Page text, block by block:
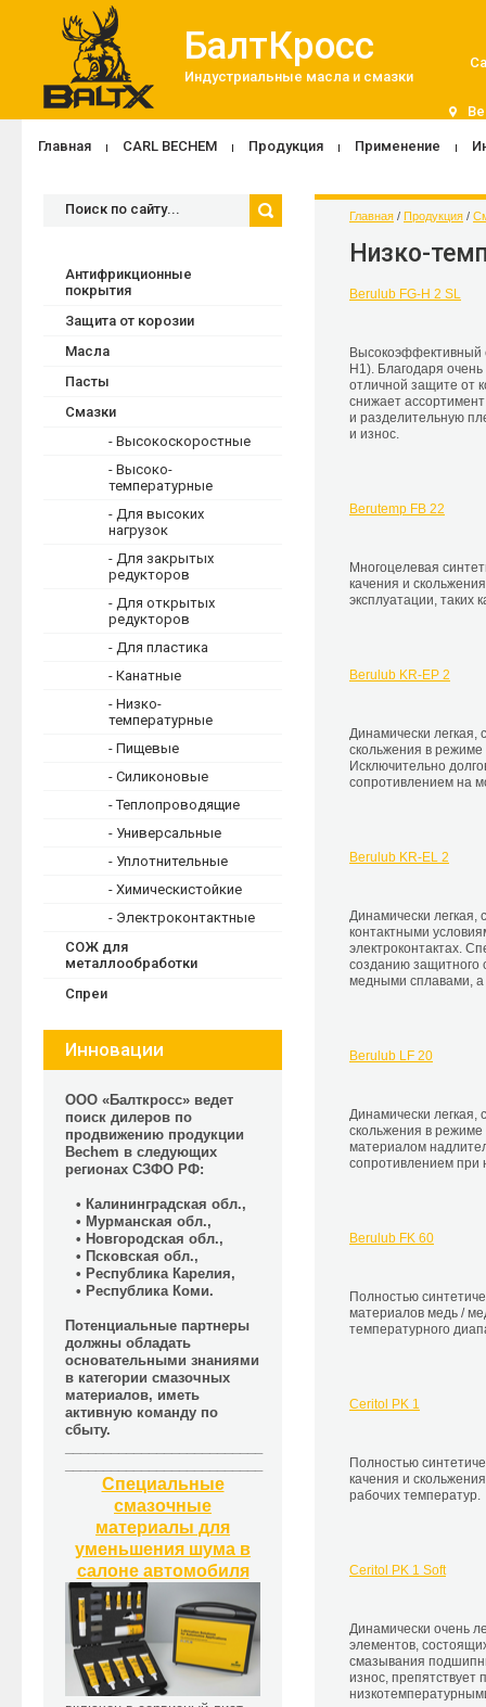
БалтКросс
Индустриальные масла и смазки
Главная CARL BECHEM Продукция Применение
Антифрикционные
покрытия
Защита от корозии
Масла
Пасты
Смазки
- Высокоскоростные
- Высоко-
температурные
- Для высоких
нагрузок
- Для закрытых
редукторов
- Для открытых
редукторов
- Для пластика
- Канатные
- Низко-
температурные
- Пищевые
- Силиконовые
- Теплопроводящие
- Универсальные
- Уплотнительные
- Химическистойкие
- Электроконтактные
СОЖ для
металлообработки
Спреи
Инновации
ООО «Балткросс» ведет
поиск дилеров по
продвижению продукции
Bechem в следующих
регионах СЗФО РФ:
• Калининградская обл.,
• Мурманская обл.,
• Новгородская обл.,
• Псковская обл.,
• Республика Карелия,
• Республика Коми.
Потенциальные партнеры
должны обладать
основательными знаниями
в категории смазочных
материалов, иметь
активную команду по
сбыту.
Специальные
смазочные
материалы для
уменьшения шума в
салоне автомобиля
Главная / Продукция /
Низко-
Berulub FG-H 2 SL
Высокоэффективный
H1). Благодаря
отличной защите от
снижает
и разделительную
и износ.
Berutemp FB 22
Многоцелевая
качения и
эксплуатации, таких
Berulub KR-EP 2
Динамически легкая,
скольжения в режиме
Исключительно
сопротивлением на
Berulub KR-EL 2
Динамически легкая,
контактными
электроконтактах.
созданию защитного
медными сплавами, а
Berulub LF 20
Динамически легкая,
скольжения в режиме
материалом
сопротивлением при
Berulub FK 60
Полностью
материалов медь /
температурного
Ceritol PK 1
Полностью
качения и
рабочих температур.
Ceritol PK 1 Soft
Динамически очень
элементов,
смазывания
износ,